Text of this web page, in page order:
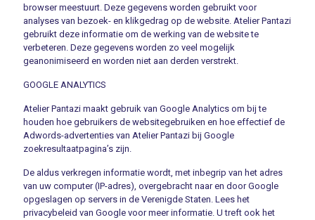
browser meestuurt. Deze gegevens worden gebruikt voor
analyses van bezoek- en klikgedrag op de website. Atelier Pantazi
gebruikt deze informatie om de werking van de website te
verbeteren. Deze gegevens worden zo veel mogelijk
geanonimiseerd en worden niet aan derden verstrekt.
GOOGLE ANALYTICS
Atelier Pantazi maakt gebruik van Google Analytics om bij te
houden hoe gebruikers de websitegebruiken en hoe effectief de
Adwords-advertenties van Atelier Pantazi bij Google
zoekresultaatpagina’s zijn.
De aldus verkregen informatie wordt, met inbegrip van het adres
van uw computer (IP-adres), overgebracht naar en door Google
opgeslagen op servers in de Verenigde Staten. Lees het
privacybeleid van Google voor meer informatie. U treft ook het